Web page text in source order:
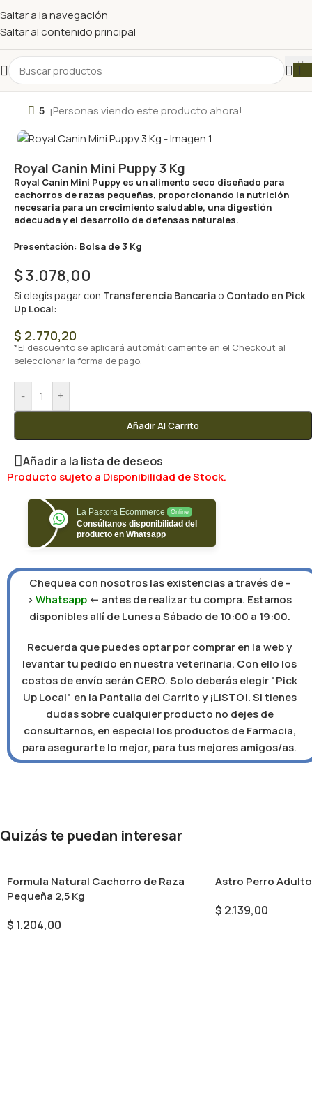
Saltar a la navegación
Saltar al contenido principal
5 ¡Personas viendo este producto ahora!
Royal Canin Mini Puppy 3 Kg
Royal Canin Mini Puppy es un alimento seco diseñado para
cachorros de razas pequeñas, proporcionando la nutrición
necesaria para un crecimiento saludable, una digestión
adecuada y el desarrollo de defensas naturales.
Presentación: Bolsa de 3 Kg
$3.078,00
Si elegís pagar con Transferencia Bancaria o Contado en Pick
Up Local:
$ 2.770,20
*El descuento se aplicará automáticamente en el Checkout al
seleccionar la forma de pago.
- +
Añadir Al Carrito
Añadir a la lista de deseos
Producto sujeto a Disponibilidad de Stock.
La Pastora Ecommerce Online
Consúltanos disponibilidad del
producto en Whatsapp
Chequea con nosotros las existencias a través de -
>Whatsapp <- antes de realizar tu compra. Estamos
disponibles allí de Lunes a Sábado de 10:00 a 19:00.
Recuerda que puedes optar por comprar en la web y
levantar tu pedido en nuestra veterinaria. Con ello los
costos de envío serán CERO. Solo deberás elegir "Pick
Up Local" en la Pantalla del Carrito y ¡LISTO!. Si tienes
dudas sobre cualquier producto no dejes de
consultarnos, en especial los productos de Farmacia,
para asegurarte lo mejor, para tus mejores amigos/as.
Quizás te puedan interesar
Formula Natural Cachorro de Raza
Pequeña 2,5 Kg
$ 1.204,00
Astro Perro Adulto
$ 2.139,00